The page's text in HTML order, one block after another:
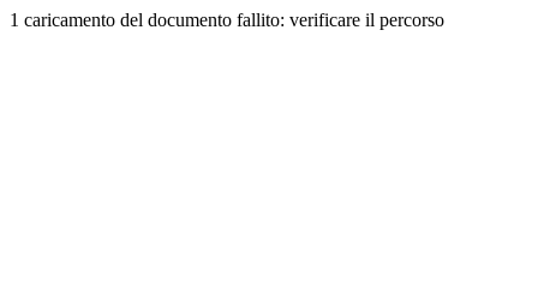
1 caricamento del documento fallito: verificare il percorso